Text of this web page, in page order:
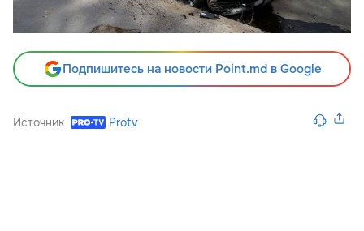
Подпишитесь на новости Point.md в Google
Источник Protv